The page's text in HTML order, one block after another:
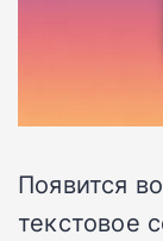
Появится
текстовое